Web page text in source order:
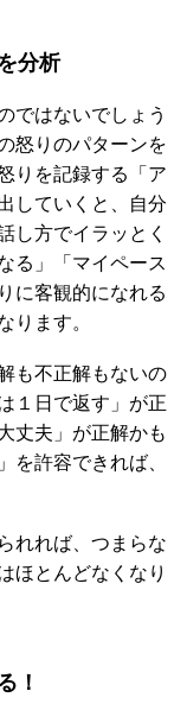
分析
ではないでしょう
怒りのパターンを
りを記録する「ア
していくと、自分
し方でイラッとく
る」「マイペース
に客観的になれる
ります。
も不正解もないの
１日で返す」が正
丈夫」が正解かも
を許容できれば、
れれば、つまらな
ほとんどなくなり
！